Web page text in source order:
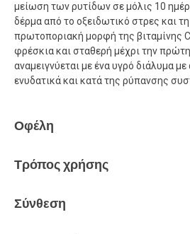
μείωση των ρυτίδων σε μόλις 10
δέρμα από το οξειδωτικό στρες και
πρωτοποριακή μορφή της βιταμίνης
φρέσκια και σταθερή μέχρι την
αναμειγνύεται με ένα υγρό διάλυμα με
ενυδατικά και κατά της ρύπανσης
Οφέλη
Τρόπος χρήσης
Σύνθεση